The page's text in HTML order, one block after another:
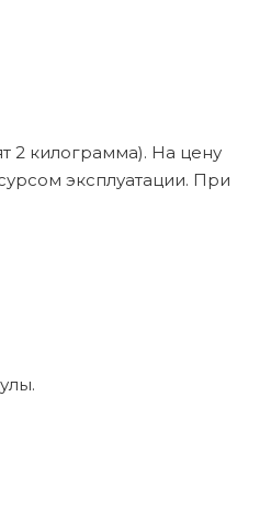
2 килограмма). На цену
эксплуатации. При